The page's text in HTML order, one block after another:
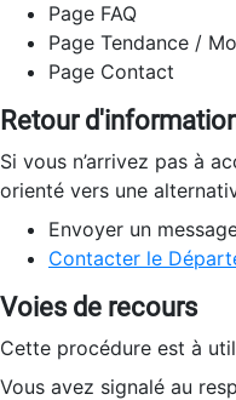
Page FAQ
Page Tendance /
Page Contact
Retour
Si vous n’arrivez pas à
orienté vers une
Envoyer un
Contacter le
Voies de recours
Cette procédure est à
Vous avez signalé au